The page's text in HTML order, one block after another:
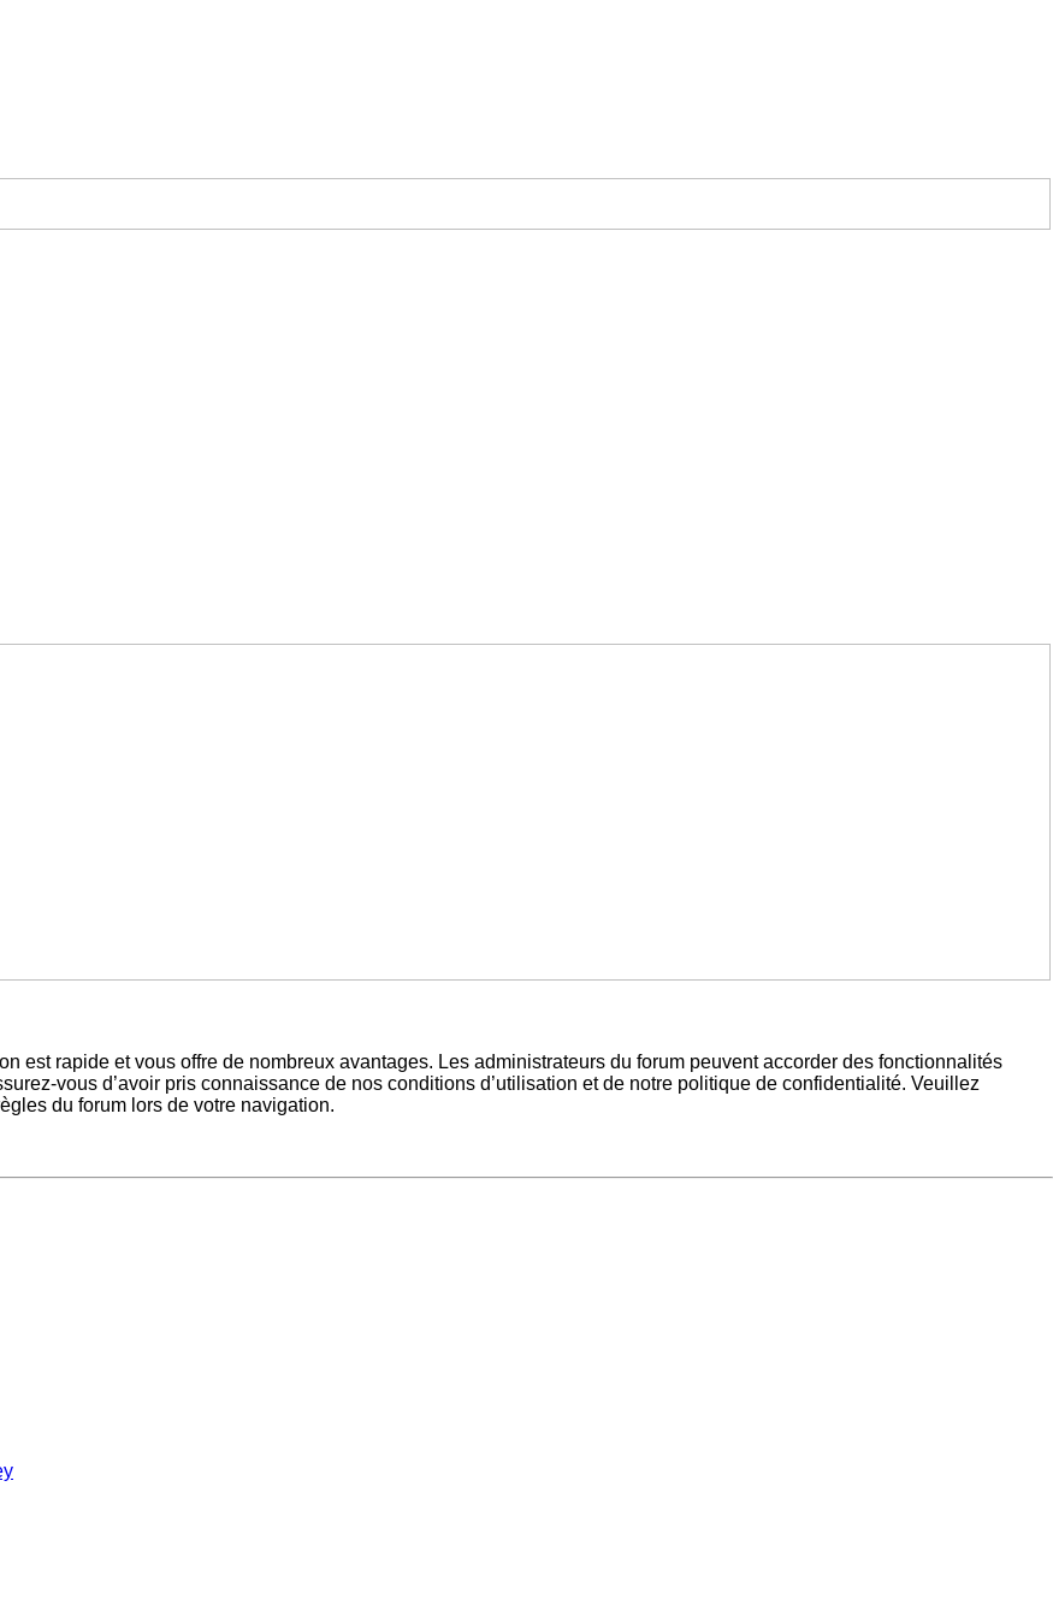
est rapide et vous offre de nombreux avantages. Les administrateurs du forum peuvent accorder des fonctionnalités
vous d’avoir pris connaissance de nos conditions d’utilisation et de notre politique de confidentialité. Veuillez
du forum lors de votre navigation.